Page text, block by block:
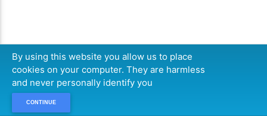
By using this website you allow us to place
cookies on your computer. They are harmless
and never personally identify you
CONTINUE